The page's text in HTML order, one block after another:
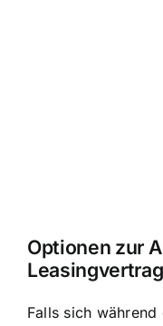
Optionen zur
Falls sich